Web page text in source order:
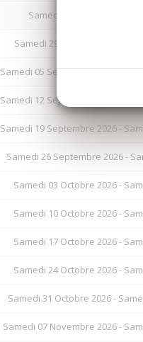
Samedi 22 Août 2026 -
Samedi 29 Août 2026 -
Samedi 05 Septembre 2026 -
Samedi 12 Septembre 2026 -
Samedi 19 Septembre 2026 -
Samedi 26 Septembre 2026 -
Samedi 03 Octobre 2026 -
Samedi 10 Octobre 2026 -
Samedi 17 Octobre 2026 -
Samedi 24 Octobre 2026 -
Samedi 31 Octobre 2026 -
Samedi 07 Novembre 2026 -